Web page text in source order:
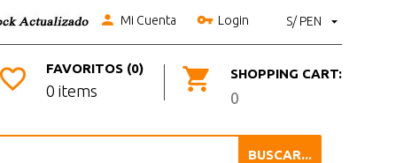
S/ PEN
Mi Cuenta Login
SHOPPING CART:
0
FAVORITOS (0)
0 items
BUSCAR...